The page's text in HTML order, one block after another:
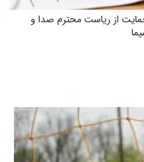
از ریاست محترم صدا و